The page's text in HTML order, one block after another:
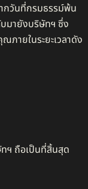
กวันที่กรมธรรม์พ้น
มายังบริษัทฯ ซึ่ง
ายในระยะเวลาดัง
ฯ ถือเป็นที่สิ้นสุด​